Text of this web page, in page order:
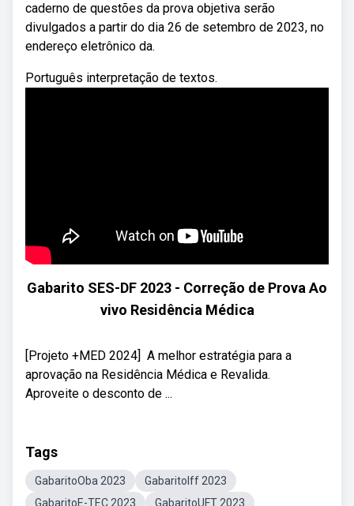
caderno de questões da prova objetiva serão
divulgados a partir do dia 26 de setembro de 2023, no
endereço eletrônico da.
Português interpretação de textos.
Gabarito SES-DF 2023 - Correção de Prova Ao
vivo Residência Médica
[Projeto +MED 2024] ​ A melhor estratégia para a
aprovação na Residência Médica e Revalida. ​
Aproveite o desconto de ...
Tags
GabaritoOba 2023
GabaritoIff 2023
GabaritoE-TEC 2023
GabaritoUFT 2023